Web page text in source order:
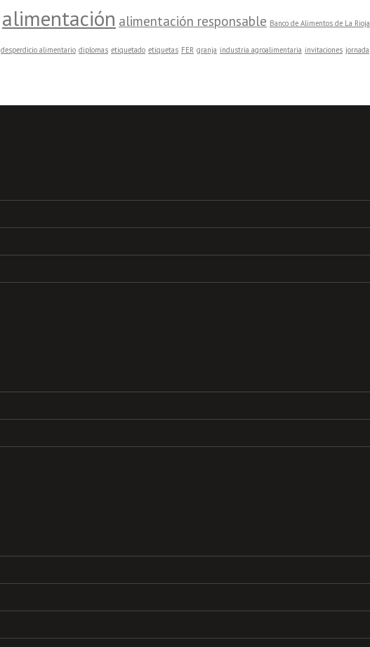
alimentación alimentación responsable Banco de Alimentos de La Rioja
desperdicio alimentario diplomas etiquetado etiquetas FER granja industria agroalimentaria invitaciones jornada